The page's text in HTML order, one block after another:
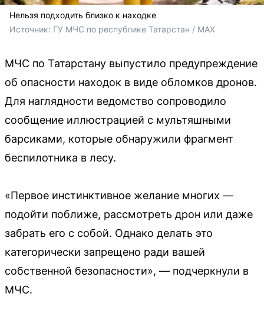
Нельзя подходить близко к находке
Источник: ГУ МЧС по республике Татарстан / MAX
МЧС по Татарстану выпустило предупреждение
об опасности находок в виде обломков дронов.
Для наглядности ведомство сопроводило
сообщение иллюстрацией с мультяшными
барсиками, которые обнаружили фрагмент
беспилотника в лесу.
«Первое инстинктивное желание многих —
подойти поближе, рассмотреть дрон или даже
забрать его с собой. Однако делать это
категорически запрещено ради вашей
собственной безопасности», — подчеркнули в
МЧС.